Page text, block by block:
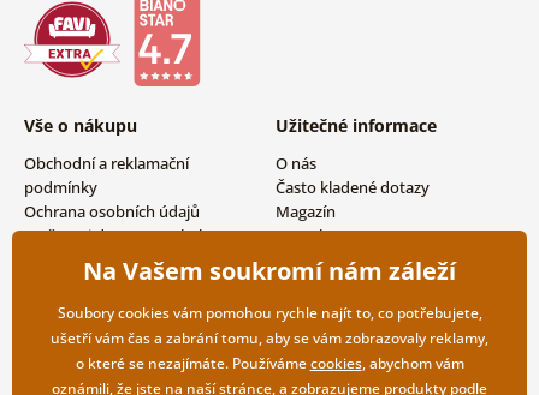
Vše o nákupu
Obchodní a reklamační
podmínky
Ochrana osobních údajů
Možnosti dopravy a platby
Vrácení zboží
Užitečné informace
O nás
Často kladené dotazy
Magazín
Kontakty
Velkoobchodní spolupráce
Na Vašem soukromí nám záleží
Soubory cookies vám pomohou rychle najít to, co potřebujete,
ušetří vám čas a zabrání tomu, aby se vám zobrazovaly reklamy,
o které se nezajímáte. Používámecookies, abychom vám
oznámili, že jste na naší stránce, a zobrazujeme produkty podle